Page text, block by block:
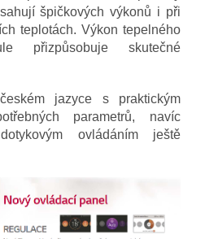
špičkovýchvýkonů i při
teplotách. Výkon tepelného
přizpůsobuje skutečné
českém jazyce s praktickým
řebných parametrů, navíc
ovládáním ještě